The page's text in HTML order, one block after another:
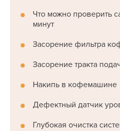
Что можно проверить
минут
Засорение фильтра
Засорение тракта
Накипь в кофемашине
Дефектный датчик
Глубокая очистка